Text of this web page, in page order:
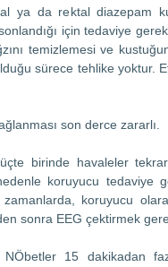
ya da rektal diazepam
için tedaviye
temizlemesi ve
sürece tehlike yoktur.
son derce zararlı.
birinde havaleler
koruyucu tedaviye
koruyucu
sonra EEG çektirmek
NÖbetler 15 dakikadan